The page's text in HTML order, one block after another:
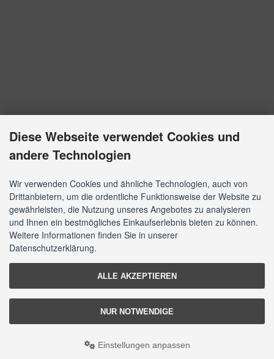
Diese Webseite verwendet Cookies und
andere Technologien
Wir verwenden Cookies und ähnliche Technologien, auch von
Drittanbietern, um die ordentliche Funktionsweise der Website zu
gewährleisten, die Nutzung unseres Angebotes zu analysieren
und Ihnen ein bestmögliches Einkaufserlebnis bieten zu können.
Weitere Informationen finden Sie in unserer
Datenschutzerklärung.
ALLE AKZEPTIEREN
NUR NOTWENDIGE
Einstellungen anpassen